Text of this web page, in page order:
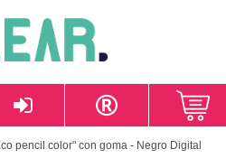
pencil color" con goma - Negro Digital